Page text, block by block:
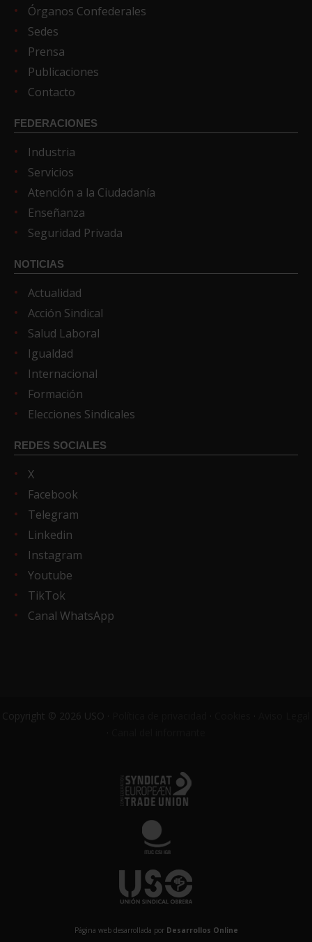
Órganos Confederales
Sedes
Prensa
Publicaciones
Contacto
FEDERACIONES
Industria
Servicios
Atención a la Ciudadanía
Enseñanza
Seguridad Privada
NOTICIAS
Actualidad
Acción Sindical
Salud Laboral
Igualdad
Internacional
Formación
Elecciones Sindicales
REDES SOCIALES
X
Facebook
Telegram
Linkedin
Instagram
Youtube
TikTok
Canal WhatsApp
Copyright © 2026 USO ·
Página web desarrollada por Desarrollos Online